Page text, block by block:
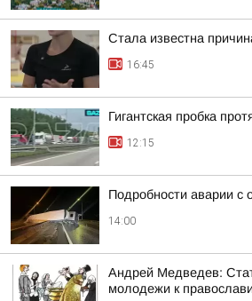
Стала известна
16:45
Гигантская пробка
12:15
Подробности аварии с
14:00
Андрей Медведев:
молодежи к